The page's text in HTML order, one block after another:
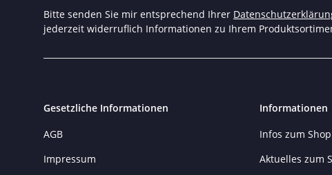
Bitte senden Sie mir entsprechend Ihrer
jederzeit widerruflich Informationen zu Ihrem
Gesetzliche Informationen
AGB
Impressum
Informationen
Infos zum Shop
Aktuelles zum